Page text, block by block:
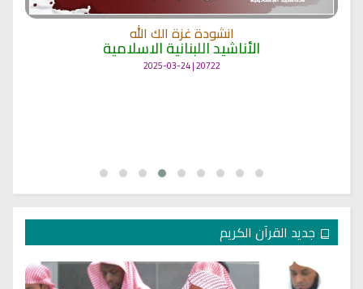
انشودة غزة الك الله
الأناشيد اللبنانية الاسلامية
20722 | 2025-03-24
جديد القرآن الكريم